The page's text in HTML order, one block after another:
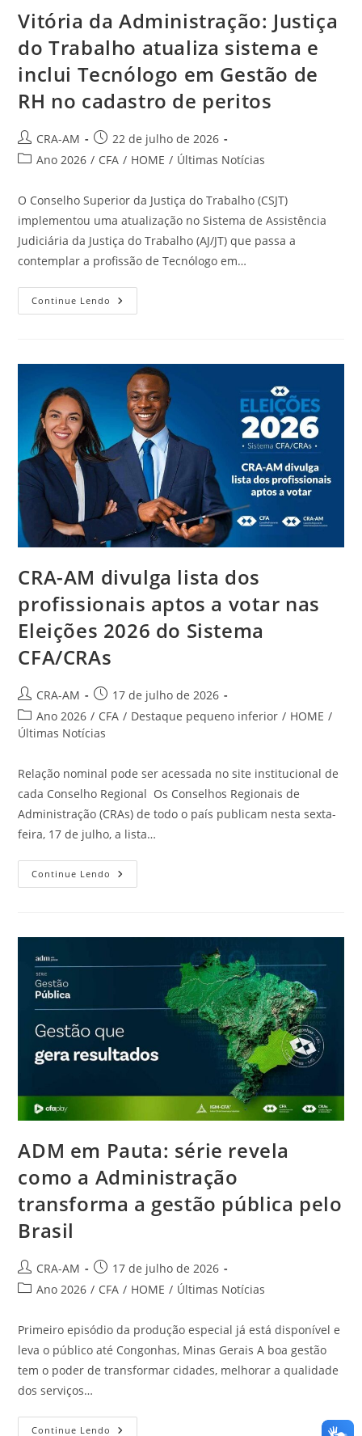
Vitória da Administração: Justiça
do Trabalho atualiza sistema e
inclui Tecnólogo em Gestão de
RH no cadastro de peritos
CRA-AM
22 de julho de 2026
Ano 2026 / CFA / HOME / Últimas Notícias
O Conselho Superior da Justiça do Trabalho (CSJT)
implementou uma atualização no Sistema de Assistência
Judiciária da Justiça do Trabalho (AJ/JT) que passa a
contemplar a profissão de Tecnólogo em…
Continue Lendo
CRA-AM divulga lista dos
profissionais aptos a votar nas
Eleições 2026 do Sistema
CFA/CRAs
CRA-AM
17 de julho de 2026
Ano 2026 / CFA / Destaque pequeno inferior / HOME /
Últimas Notícias
Relação nominal pode ser acessada no site institucional de
cada Conselho Regional Os Conselhos Regionais de
Administração (CRAs) de todo o país publicam nesta sexta-
feira, 17 de julho, a lista…
Continue Lendo
ADM em Pauta: série revela
como a Administração
transforma a gestão pública pelo
Brasil
CRA-AM
17 de julho de 2026
Ano 2026 / CFA / HOME / Últimas Notícias
Primeiro episódio da produção especial já está disponível e
leva o público até Congonhas, Minas Gerais A boa gestão
tem o poder de transformar cidades, melhorar a qualidade
dos serviços…
Continue Lendo